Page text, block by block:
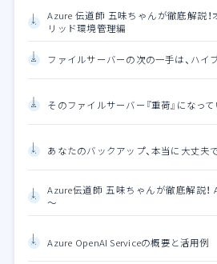
Azure 伝道師 五味ちゃんが徹底解説
リッド環境管理編
ファイルサーバーの次の一手は、ハイ
そのファイルサーバー『重荷』になっ
あなたのバックアップ、本当に大丈夫
Azure伝道師 五味ちゃんが徹底解説！
～
Azure OpenAI Serviceの概要と活用例